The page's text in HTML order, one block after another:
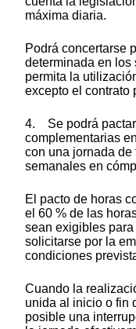
máxima diaria.
Podrá concertarse
determinada en los
permita la
excepto el contrato
4. Se podrá
complementarias
con una jornada
semanales en
El pacto de horas
el 60 % de las
sean exigibles
solicitarse por la
condiciones
Cuando la
unida al inicio o fin
posible una